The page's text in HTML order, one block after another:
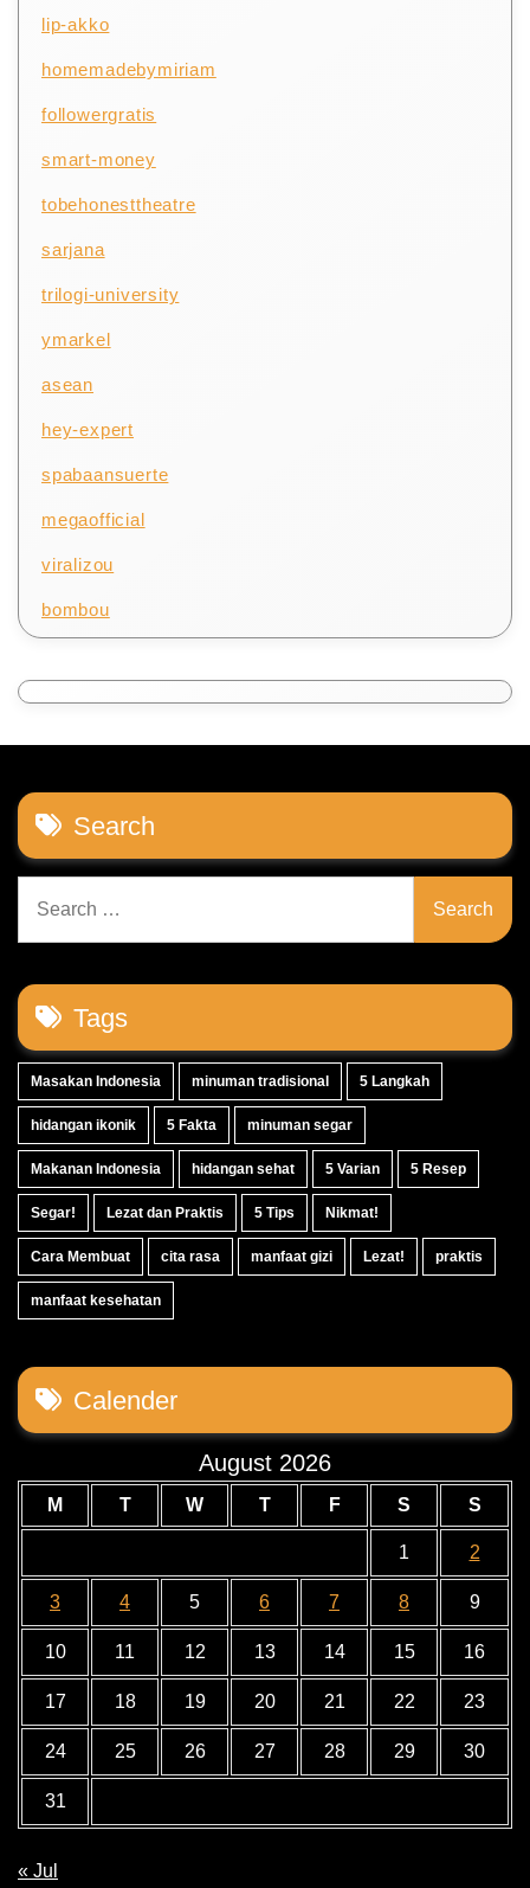
lip-akko
homemadebymiriam
followergratis
smart-money
tobehonesttheatre
sarjana
trilogi-university
ymarkel
asean
hey-expert
spabaansuerte
megaofficial
viralizou
bombou
Search
for:
Tags
Masakan Indonesia minuman tradisional 5 Langkah
hidangan ikonik 5 Fakta minuman segar
Makanan Indonesia hidangan sehat 5 Varian 5 Resep
Segar! Lezat dan Praktis 5 Tips Nikmat!
Cara Membuat cita rasa manfaat gizi Lezat! praktis
manfaat kesehatan
Calender
August 2026
M T W T F S S
1 2
3 4 5 6 7 8 9
10 11 12 13 14 15 16
17 18 19 20 21 22 23
24 25 26 27 28 29 30
31
« Jul